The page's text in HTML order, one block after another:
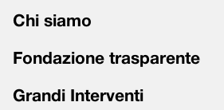
Chi siamo
Fondazione trasparente
Grandi Interventi